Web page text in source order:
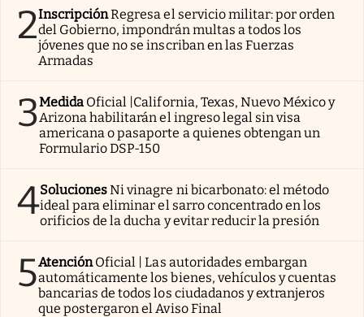
2InscripciónRegresa el servicio militar: por orden
del Gobierno, impondrán multas a todos los
jóvenes que no se inscriban en las Fuerzas
Armadas
3Medida Oficial |California, Texas, Nuevo México y
Arizona habilitarán el ingreso legal sin visa
americana o pasaporte a quienes obtengan un
Formulario DSP-150
4SolucionesNi vinagre ni bicarbonato: el método
ideal para eliminar el sarro concentrado en los
orificios de la ducha y evitar reducir la presión
5AtenciónOficial | Las autoridades embargan
automáticamente los bienes, vehículos y cuentas
bancarias de todos los ciudadanos y extranjeros
que postergaron el Aviso Final